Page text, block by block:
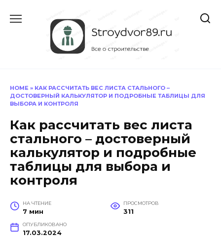
содержанию
HOME » КАК РАССЧИТАТЬ ВЕС ЛИСТА СТАЛЬНОГО –
ДОСТОВЕРНЫЙ КАЛЬКУЛЯТОР И ПОДРОБНЫЕ ТАБЛИЦЫ ДЛЯ
ВЫБОРА И КОНТРОЛЯ
Как рассчитать вес листа
стального – достоверный
калькулятор и подробные
таблицы для выбора и
контроля
НА ЧТЕНИЕ
7 мин
ПРОСМОТРОВ
311
ОПУБЛИКОВАНО
17.03.2024